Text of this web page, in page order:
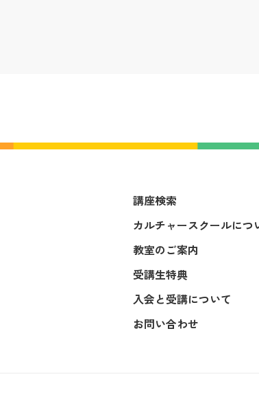
講座検索
カルチャースクールにつ
教室のご案内
受講生特典
入会と受講について
お問い合わせ